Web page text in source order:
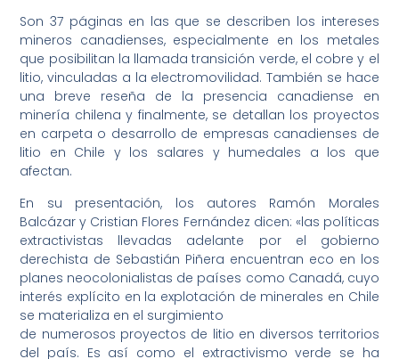
Son 37 páginas en las que se describen los intereses
mineros canadienses, especialmente en los metales
que posibilitan la llamada transición verde, el cobre y el
litio, vinculadas a la electromovilidad. También se hace
una breve reseña de la presencia canadiense en
minería chilena y finalmente, se detallan los proyectos
en carpeta o desarrollo de empresas canadienses de
litio en Chile y los salares y humedales a los que
afectan.
En su presentación, los autores Ramón Morales
Balcázar y Cristian Flores Fernández dicen: «las políticas
extractivistas llevadas adelante por el gobierno
derechista de Sebastián Piñera encuentran eco en los
planes neocolonialistas de países como Canadá, cuyo
interés explícito en la explotación de minerales en Chile
se materializa en el surgimiento
de numerosos proyectos de litio en diversos territorios
del país. Es así como el extractivismo verde se ha